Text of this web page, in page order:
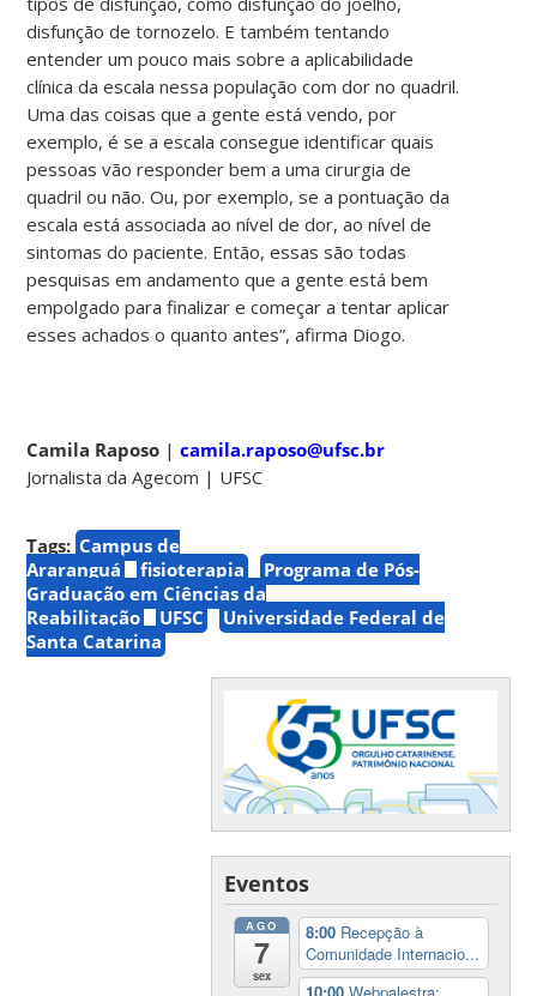
disfunção de tornozelo. E também tentando
entender um pouco mais sobre a aplicabilidade
clínica da escala nessa população com dor no quadril.
Uma das coisas que a gente está vendo, por
exemplo, é se a escala consegue identificar quais
pessoas vão responder bem a uma cirurgia de
quadril ou não. Ou, por exemplo, se a pontuação da
escala está associada ao nível de dor, ao nível de
sintomas do paciente. Então, essas são todas
pesquisas em andamento que a gente está bem
empolgado para finalizar e começar a tentar aplicar
esses achados o quanto antes”, afirma Diogo.
Camila Raposo |camila.raposo@ufsc.br
Jornalista da Agecom | UFSC
Tags: Campus de
Araranguá
fisioterapia
Programa de Pós-
Graduação em Ciências da
Reabilitação
UFSC
Universidade Federal de
Santa Catarina
Eventos
AGO
7
sex
8:00 Recepção à
Comunidade Internacio...
10:00Webpalestra: